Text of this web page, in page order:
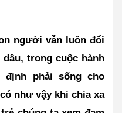
người vẫn luôn đổi
trong cuộc hành
định phải sống cho
như vậy khi chia xa